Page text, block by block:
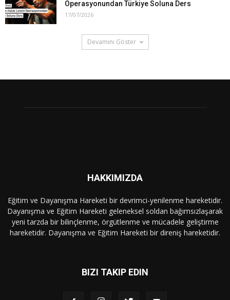
Operasyonundan Türkiye Soluna Ders
17/07/2026
Devamını Göster
HAKKIMIZDA
Eğitim ve Dayanışma Hareketi bir devrimci-yenilenme hareketidir.
Dayanışma ve Eğitim Hareketi geleneksel soldan bağımsızlaşarak
yeni tarzda bir bilinçlenme, örgütlenme ve mücadele geliştirme
hareketidir. Dayanışma ve Eğitim Hareketi bir direniş hareketidir.
BIZI TAKIP EDIN